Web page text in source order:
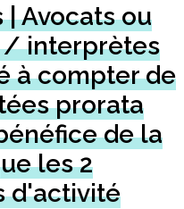
| Avocats ou
interprètes
à compter de
prorata
de la
les 2
d'activité